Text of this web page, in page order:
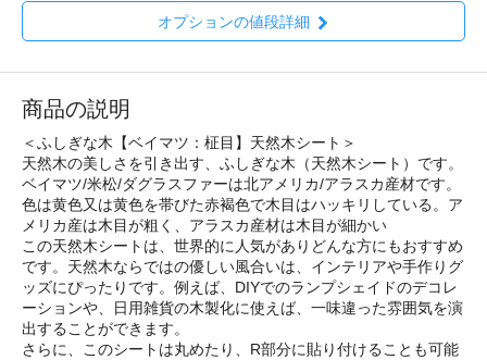
オプションの値段詳細
商品の説明
＜ふしぎな木【ベイマツ：柾目】天然木シート＞
天然木の美しさを引き出す、ふしぎな木（天然木シート）です。
ベイマツ/米松/ダグラスファーは北アメリカ/アラスカ産材です。
色は黄色又は黄色を帯びた赤褐色で木目はハッキリしている。ア
メリカ産は木目が粗く、アラスカ産材は木目が細かい
この天然木シートは、世界的に人気がありどんな方にもおすすめ
です。天然木ならではの優しい風合いは、インテリアや手作りグ
ッズにぴったりです。例えば、DIYでのランプシェイドのデコレ
ーションや、日用雑貨の木製化に使えば、一味違った雰囲気を演
出することができます。
さらに、このシートは丸めたり、R部分に貼り付けることも可能